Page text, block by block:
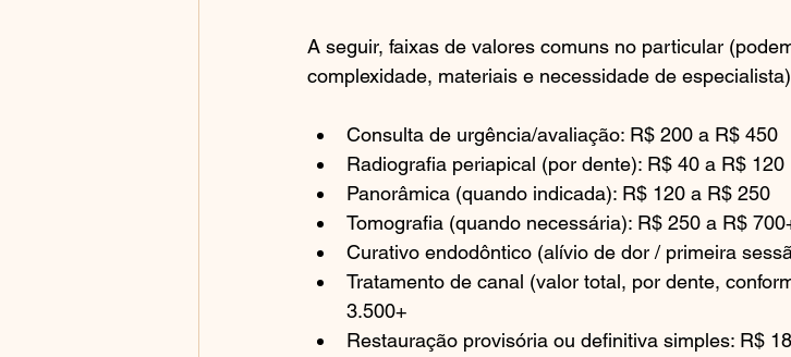
A seguir, faixas de valores comuns no particular
complexidade, materiais e necessidade de
Consulta de urgência/avaliação: R$ 200 a R$ 450
Radiografia periapical (por dente): R$ 40 a R$ 120
Panorâmica (quando indicada): R$ 120 a R$ 250
Tomografia (quando necessária): R$ 250 a R$
Curativo endodôntico (alívio de dor / primeira
Tratamento de canal (valor total, por dente,
3.500+
Restauração provisória ou definitiva simples: R$